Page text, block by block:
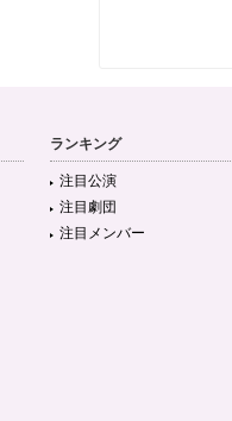
ランキング
注目公演
注目劇団
注目メンバー